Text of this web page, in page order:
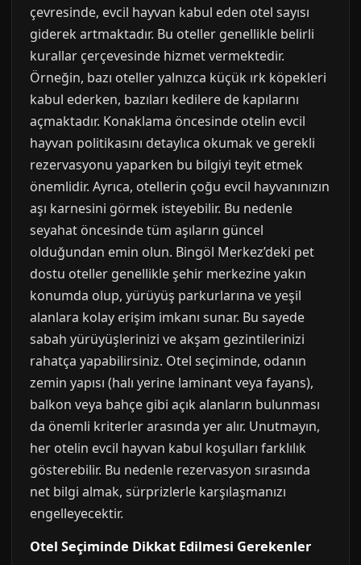
çevresinde, evcil hayvan kabul eden otel sayısı
giderek artmaktadır. Bu oteller genellikle belirli
kurallar çerçevesinde hizmet vermektedir.
Örneğin, bazı oteller yalnızca küçük ırk köpekleri
kabul ederken, bazıları kedilere de kapılarını
açmaktadır. Konaklama öncesinde otelin evcil
hayvan politikasını detaylıca okumak ve gerekli
rezervasyonu yaparken bu bilgiyi teyit etmek
önemlidir. Ayrıca, otellerin çoğu evcil hayvanınızın
aşı karnesini görmek isteyebilir. Bu nedenle
seyahat öncesinde tüm aşıların güncel
olduğundan emin olun. Bingöl Merkez’deki pet
dostu oteller genellikle şehir merkezine yakın
konumda olup, yürüyüş parkurlarına ve yeşil
alanlara kolay erişim imkanı sunar. Bu sayede
sabah yürüyüşlerinizi ve akşam gezintilerinizi
rahatça yapabilirsiniz. Otel seçiminde, odanın
zemin yapısı (halı yerine laminant veya fayans),
balkon veya bahçe gibi açık alanların bulunması
da önemli kriterler arasında yer alır. Unutmayın,
her otelin evcil hayvan kabul koşulları farklılık
gösterebilir. Bu nedenle rezervasyon sırasında
net bilgi almak, sürprizlerle karşılaşmanızı
engelleyecektir.
Otel Seçiminde Dikkat Edilmesi Gerekenler